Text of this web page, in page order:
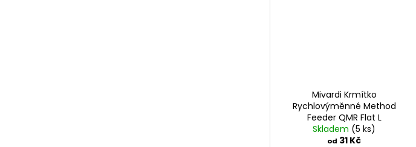
Mivardi Krmítko
Rychlovýměnné Method
Feeder QMR Flat L
Skladem (5 ks)
od 31 Kč